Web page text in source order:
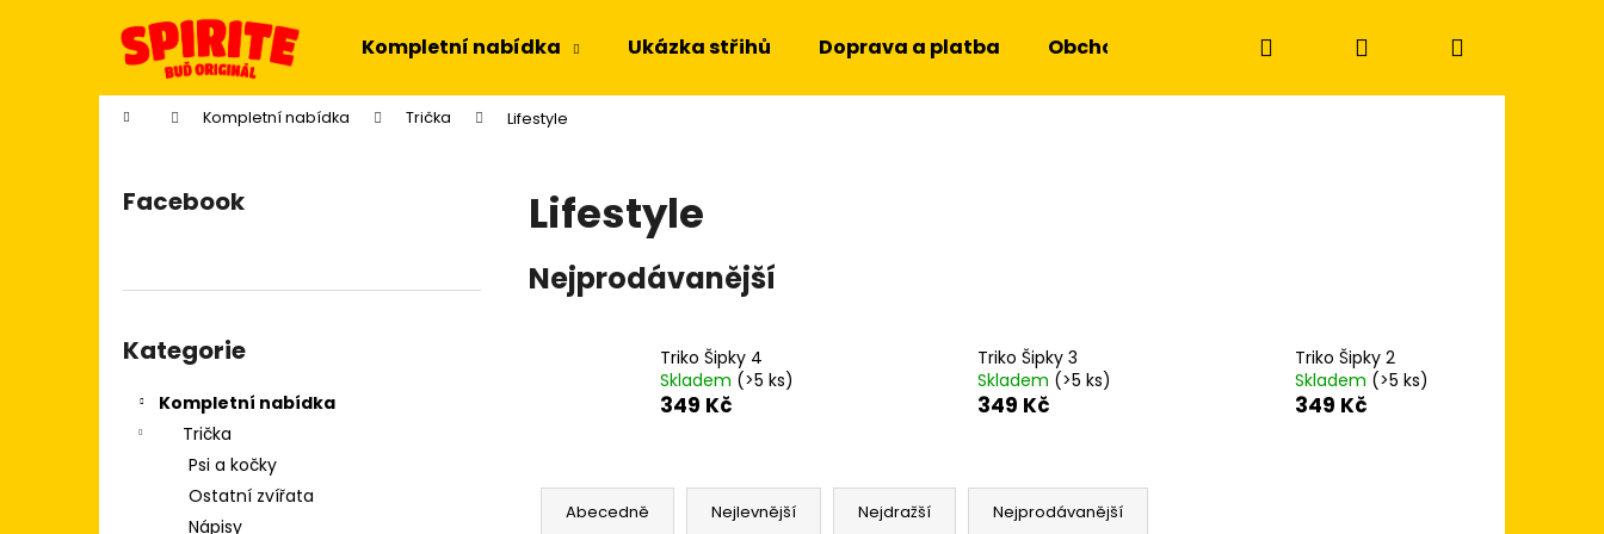
Kompletní nabídka Ukázka střihů Doprava a platba Obchodní podmínky Kontakty
Hledat PřihlášeníNákupní
Domů Kompletní nabídka Trička Lifestyle
Facebook
kategorie
Kategorie
Kompletní nabídka
Trička
Psi a kočky
Ostatní zvířata
Nápisy
Lifestyle
Nejprodávanější
Triko Šipky 4
Skladem (>5 ks)
349 Kč
Triko Šipky 3
Skladem (>5 ks)
349 Kč
Triko Šipky 2
Skladem (>5 ks)
349 Kč
Ř
Abecedně Nejlevnější Nejdražší Nejprodávanější
Zpět
Zpět
Co potřebujete najít?